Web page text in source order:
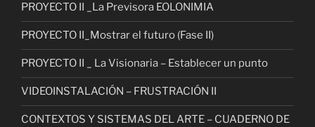
PROYECTO II _La Previsora EOLONIMIA
PROYECTO II_Mostrar el futuro (Fase II)
PROYECTO II _ La Visionaria – Establecer un punto
VIDEOINSTALACIÓN – FRUSTRACIÓN II
CONTEXTOS Y SISTEMAS DEL ARTE – CUADERNO DE